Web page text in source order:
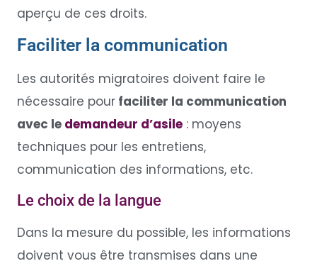
aperçu de ces droits.
Faciliter la communication
Les autorités migratoires doivent faire le
nécessaire pourfaciliter la communication
avec le demandeur d’asile: moyens
techniques pour les entretiens,
communication des informations, etc.
Le choix de la langue
Dans la mesure du possible, les informations
doivent vous être transmises dans une